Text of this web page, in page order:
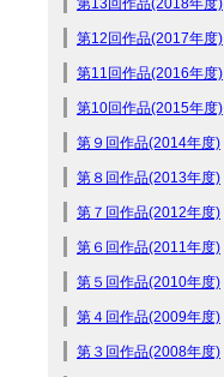
第13回作品(2018年度)
第12回作品(2017年度)
第11回作品(2016年度)
第10回作品(2015年度)
第９回作品(2014年度)
第８回作品(2013年度)
第７回作品(2012年度)
第６回作品(2011年度)
第５回作品(2010年度)
第４回作品(2009年度)
第３回作品(2008年度)